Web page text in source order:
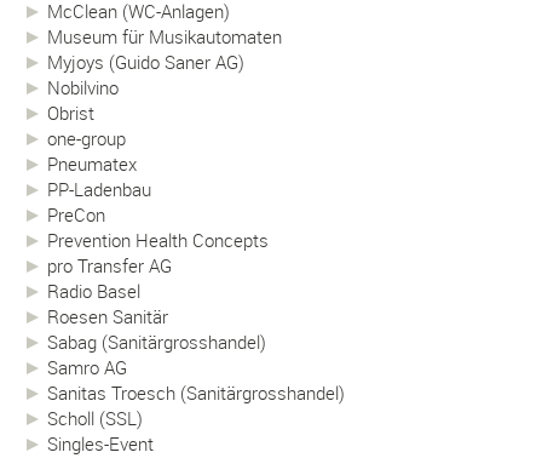
McClean (WC-Anlagen)
Museum für Musikautomaten
Myjoys (Guido Saner AG)
Nobilvino
Obrist
one-group
Pneumatex
PP-Ladenbau
PreCon
Prevention Health Concepts
pro Transfer AG
Radio Basel
Roesen Sanitär
Sabag (Sanitärgrosshandel)
Samro AG
Sanitas Troesch (Sanitärgrosshandel)
Scholl (SSL)
Singles-Event